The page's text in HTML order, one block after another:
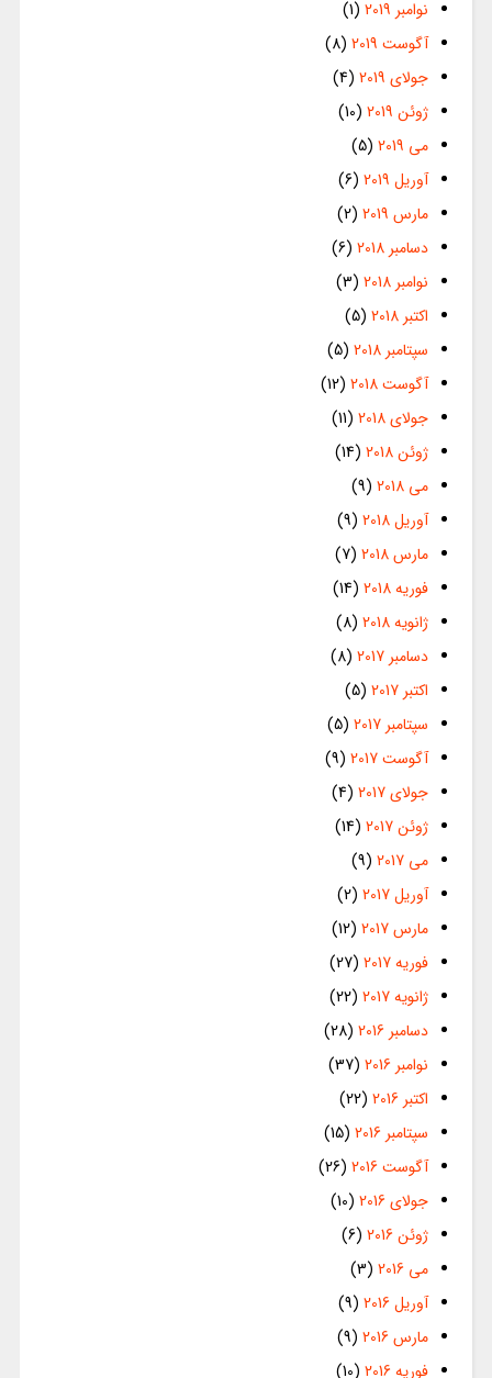
نوامبر 2019
(1)
آگوست 2019
(8)
جولای 2019
(4)
ژوئن 2019
(10)
می 2019
(5)
آوریل 2019
(6)
مارس 2019
(2)
دسامبر 2018
(6)
نوامبر 2018
(3)
اکتبر 2018
(5)
سپتامبر 2018
(5)
آگوست 2018
(12)
جولای 2018
(11)
ژوئن 2018
(14)
می 2018
(9)
آوریل 2018
(9)
مارس 2018
(7)
فوریه 2018
(14)
ژانویه 2018
(8)
دسامبر 2017
(8)
اکتبر 2017
(5)
سپتامبر 2017
(5)
آگوست 2017
(9)
جولای 2017
(4)
ژوئن 2017
(14)
می 2017
(9)
آوریل 2017
(2)
مارس 2017
(12)
فوریه 2017
(27)
ژانویه 2017
(22)
دسامبر 2016
(28)
نوامبر 2016
(37)
اکتبر 2016
(22)
سپتامبر 2016
(15)
آگوست 2016
(26)
جولای 2016
(10)
ژوئن 2016
(6)
می 2016
(3)
آوریل 2016
(9)
مارس 2016
(9)
فوریه 2016
(10)